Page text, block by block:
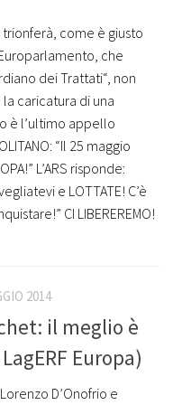
trionferà, come è giusto
che
dei Trattati“, non
caricatura di una
è l’ultimo appello
“Il 25 maggio
L’ARS risponde:
e LOTTATE! C’è
CI LIBEREREMO!
2014
il meglio è
Europa)
D’Onofrio e